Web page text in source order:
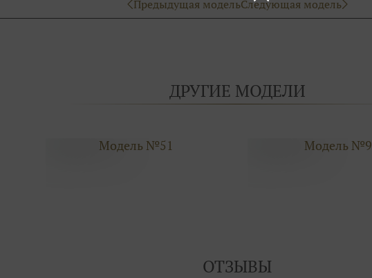
Предыдущая модельСледующая модель
ДРУГИЕ МОДЕЛИ
Модель №51 Модель №9
ОТЗЫВЫ